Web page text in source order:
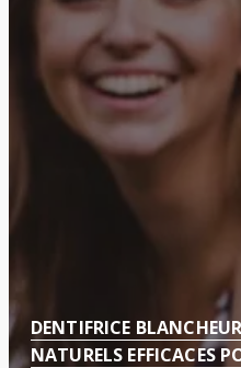
DENTIFRICE
NATURELS EFFICACES